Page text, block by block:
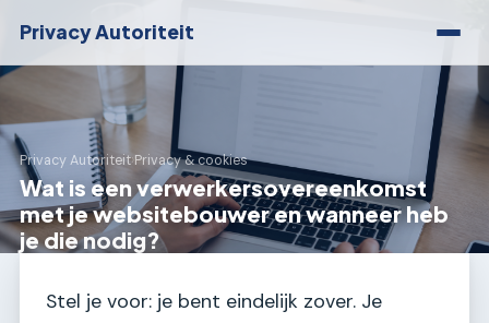
Privacy Autoriteit
Privacy Autoriteit›Privacy & cookies
Wat is een verwerkersovereenkomst
met je websitebouwer en wanneer heb
je die nodig?
Stel je voor: je bent eindelijk zover. Je